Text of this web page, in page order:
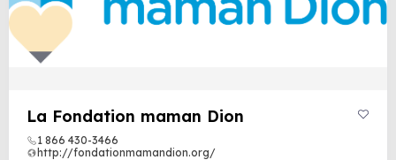
La Fondation maman Dion
1 866 430-3466
http://fondationmamandion.org/